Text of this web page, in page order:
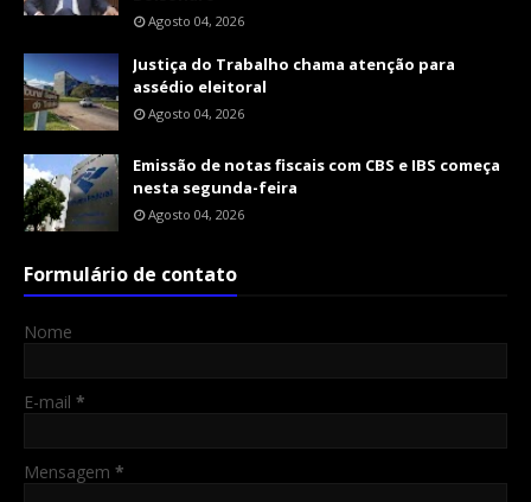
Agosto 04, 2026
Justiça do Trabalho chama atenção para
assédio eleitoral
Agosto 04, 2026
Emissão de notas fiscais com CBS e IBS começa
nesta segunda-feira
Agosto 04, 2026
Formulário de contato
Nome
E-mail *
Mensagem *